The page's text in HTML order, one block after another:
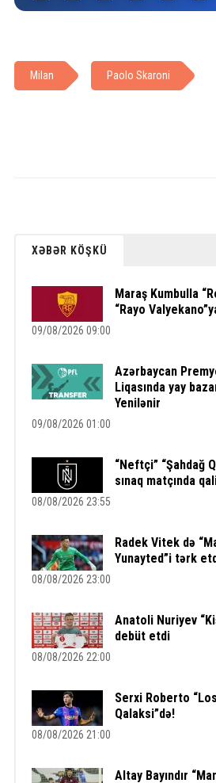
Milan Paolo Skaroni
XƏBƏR KÖŞKÜ
Maraş Kumbulla
“Rayo
09/08/2026 09:00
Azərbaycan
Liqasında yay
Yenilənir
09/08/2026 01:00
“Neftçi” “Şahdağ
sınaq matçında
08/08/2026 23:55
Radek Vitek də
Yunayted”i tərk
08/08/2026 23:00
Anatoli Nuriyev
debüt etdi
08/08/2026 22:00
Serxi Roberto
Qalaksi”də!
08/08/2026 21:00
Altay Bayındır